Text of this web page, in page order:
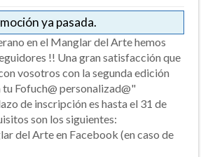
ya pasada.
en el Manglar del Arte hemos
!! Una gran satisfacción que
vosotros con la segunda edición
Fofuch@ personalizad@"
de inscripción es hasta el 31 de
son los siguientes:
del Arte en Facebook (en caso de